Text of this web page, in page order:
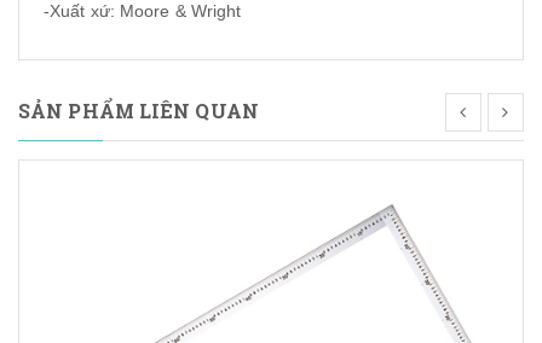
-Xuất xứ: Moore & Wright
SẢN PHẨM LIÊN QUAN